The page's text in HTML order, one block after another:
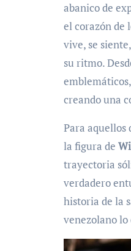
abanico de
el corazón de
vive, se
su ritmo.
creando una
Para aquellos
la figura de
trayectoria
verdadero
historia de la
venezolano